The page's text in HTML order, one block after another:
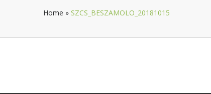
Home » SZCS_BESZAMOLO_20181015